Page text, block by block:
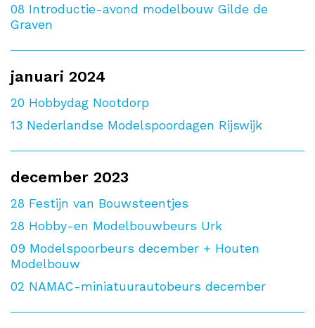
08 Introductie-avond modelbouw Gilde de
Graven
januari 2024
20 Hobbydag Nootdorp
13 Nederlandse Modelspoordagen Rijswijk
december 2023
28 Festijn van Bouwsteentjes
28 Hobby-en Modelbouwbeurs Urk
09 Modelspoorbeurs december + Houten
Modelbouw
02 NAMAC-miniatuurautobeurs december